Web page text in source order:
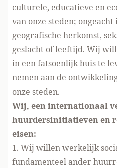
culturele, educatieve en
van onze steden;
geografische herkomst,
geslacht of leeftijd. Wij
in een fatsoenlijk huis te
nemen aan de
onze steden.
Wij, een internationaal
huurdersinitiatieven en
eisen:
1. Wij willen werkelijk
fundamenteel ander